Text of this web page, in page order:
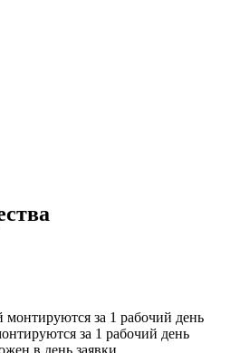
за 1 рабочий день